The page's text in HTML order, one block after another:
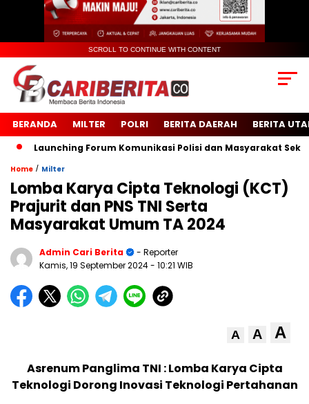
SCROLL TO CONTINUE WITH CONTENT
BERANDA MILTER POLRI BERITA DAERAH BERITA
Launching Forum Komunikasi Polisi dan Masyarakat Sekolah
Home / Milter
Lomba Karya Cipta Teknologi (KCT)
Prajurit dan PNS TNI Serta
Masyarakat Umum TA 2024
Admin Cari Berita
- Reporter
Kamis, 19 September 2024- 10:21 WIB
A A A
Asrenum Panglima TNI : Lomba Karya Cipta
Teknologi Dorong Inovasi Teknologi Pertahanan